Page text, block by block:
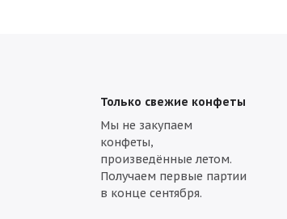
Только свежие конфеты
Мы не закупаем
конфеты,
произведённые летом.
Получаем первые партии
в конце сентября.